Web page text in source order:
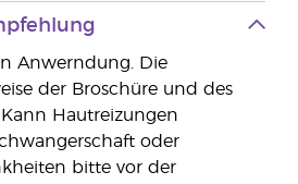
Anwerndung. Die
der Broschüre und des
Hautreizungen
oder
bitte vor der